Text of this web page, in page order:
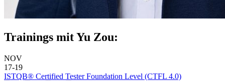
Trainings mit Yu Zou:
NOV
17-19
ISTQB® Certified Tester Foundation Level (CTFL 4.0)